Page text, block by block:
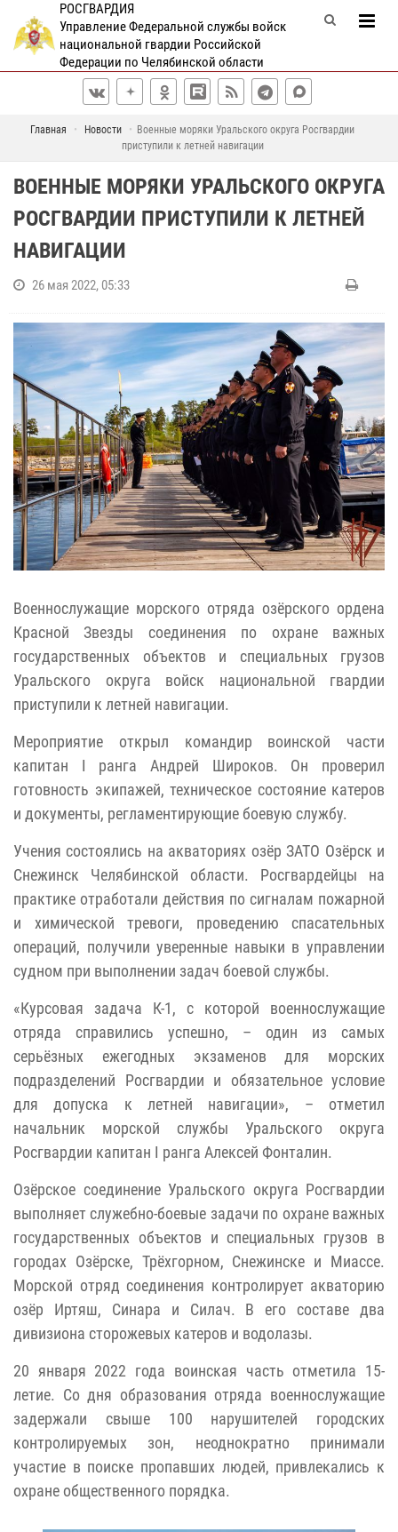
РОСГВАРДИЯ
Управление Федеральной службы войск
национальной гвардии Российской
Федерации по Челябинской области
Главная Новости
Военные моряки Уральского округа Росгвардии
приступили к летней навигации
ВОЕННЫЕ МОРЯКИ УРАЛЬСКОГО ОКРУГА
РОСГВАРДИИ ПРИСТУПИЛИ К ЛЕТНЕЙ
НАВИГАЦИИ
26 мая 2022, 05:33
Военнослужащие морского отряда озёрского ордена
Красной Звезды соединения по охране важных
государственных объектов и специальных грузов
Уральского округа войск национальной гвардии
приступили к летней навигации.
Мероприятие открыл командир воинской части
капитан I ранга Андрей Широков. Он проверил
готовность экипажей, техническое состояние катеров
и документы, регламентирующие боевую службу.
Учения состоялись на акваториях озёр ЗАТО Озёрск и
Снежинск Челябинской области. Росгвардейцы на
практике отработали действия по сигналам пожарной
и химической тревоги, проведению спасательных
операций, получили уверенные навыки в управлении
судном при выполнении задач боевой службы.
«Курсовая задача К-1, с которой военнослужащие
отряда справились успешно, – один из самых
серьёзных ежегодных экзаменов для морских
подразделений Росгвардии и обязательное условие
для допуска к летней навигации», – отметил
начальник морской службы Уральского округа
Росгвардии капитан I ранга Алексей Фонталин.
Озёрское соединение Уральского округа Росгвардии
выполняет служебно-боевые задачи по охране важных
государственных объектов и специальных грузов в
городах Озёрске, Трёхгорном, Снежинске и Миассе.
Морской отряд соединения контролирует акваторию
озёр Иртяш, Синара и Силач. В его составе два
дивизиона сторожевых катеров и водолазы.
20 января 2022 года воинская часть отметила 15-
летие. Со дня образования отряда военнослужащие
задержали свыше 100 нарушителей городских
контролируемых зон, неоднократно принимали
участие в поиске пропавших людей, привлекались к
охране общественного порядка.